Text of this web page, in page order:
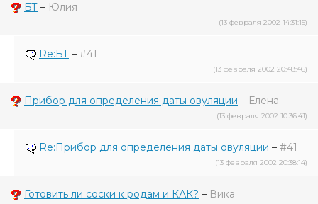
БТ – Юлия
(13 февраля 2002 14:31:15)
Re:БТ – #41
(13 февраля 2002 20:48:46)
Прибор для определения даты овуляции – Елена
(13 февраля 2002 10:36:41)
Re:Прибор для определения даты овуляции – #41
(13 февраля 2002 20:38:14)
Готовить ли соски к родам и КАК? – Вика